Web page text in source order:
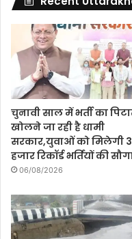
चुनावी साल में भर्ती का
खोलने जा रही है धामी
सरकार,युवाओं को मिलेगी
हजार रिकॉर्ड भर्तियों की
06/08/2026